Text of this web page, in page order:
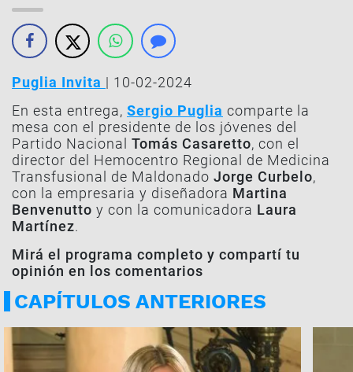
Puglia Invita | 10-02-2024
En esta entrega, Sergio Puglia comparte la
mesa con el presidente de los jóvenes del
Partido Nacional Tomás Casaretto, con el
director del Hemocentro Regional de Medicina
Transfusional de Maldonado Jorge Curbelo,
con la empresaria y diseñadora Martina
Benvenutto y con la comunicadora Laura
Martínez.
Mirá el programa completo y compartí tu
opinión en los comentarios
CAPÍTULOS ANTERIORES